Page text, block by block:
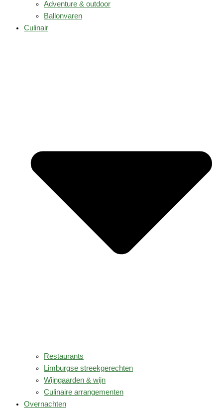
Adventure & outdoor
Ballonvaren
Culinair
Restaurants
Limburgse streekgerechten
Wijngaarden & wijn
Culinaire arrangementen
Overnachten